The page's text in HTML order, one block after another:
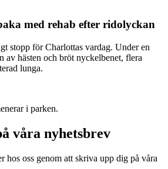
med rehab efter ridolyckan
stopp för Charlottas vardag. Under en
av hästen och bröt nyckelbenet, flera
lunga.
våra nyhetsbrev
hos oss genom att skriva upp dig på våra